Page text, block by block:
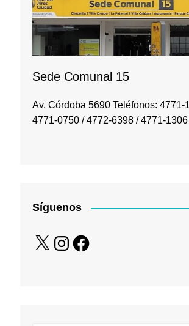
Sede Comunal 15
Av. Córdoba 5690 Teléfonos: 4771-
4771-0750 / 4772-6398 / 4771-1306
Síguenos
X InstagramFacebook